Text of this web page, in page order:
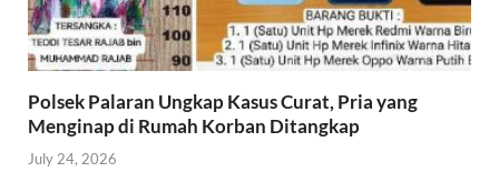
Polsek Palaran Ungkap Kasus Curat, Pria yang
Menginap di Rumah Korban Ditangkap
July 24, 2026